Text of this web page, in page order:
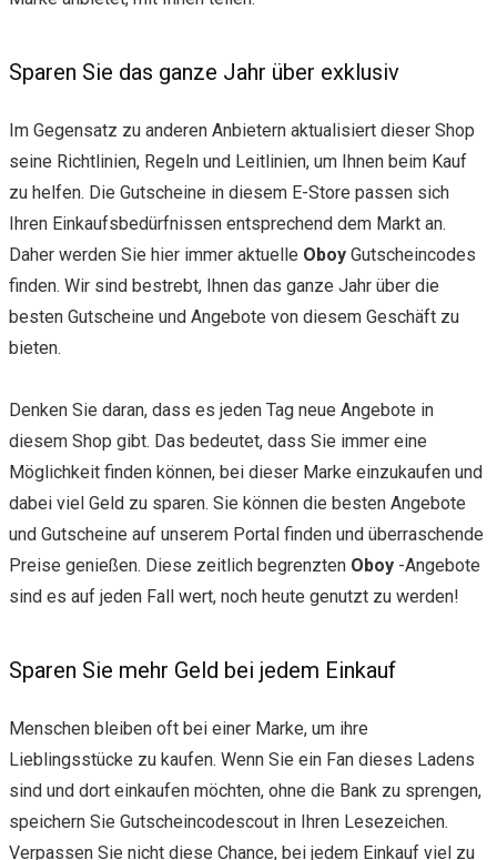
Sparen Sie das ganze Jahr über exklusiv
Im Gegensatz zu anderen Anbietern aktualisiert dieser Shop
seine Richtlinien, Regeln und Leitlinien, um Ihnen beim Kauf
zu helfen. Die Gutscheine in diesem E-Store passen sich
Ihren Einkaufsbedürfnissen entsprechend dem Markt an.
Daher werden Sie hier immer aktuelle Oboy Gutscheincodes
finden. Wir sind bestrebt, Ihnen das ganze Jahr über die
besten Gutscheine und Angebote von diesem Geschäft zu
bieten.
Denken Sie daran, dass es jeden Tag neue Angebote in
diesem Shop gibt. Das bedeutet, dass Sie immer eine
Möglichkeit finden können, bei dieser Marke einzukaufen und
dabei viel Geld zu sparen. Sie können die besten Angebote
und Gutscheine auf unserem Portal finden und überraschende
Preise genießen. Diese zeitlich begrenzten Oboy -Angebote
sind es auf jeden Fall wert, noch heute genutzt zu werden!
Sparen Sie mehr Geld bei jedem Einkauf
Menschen bleiben oft bei einer Marke, um ihre
Lieblingsstücke zu kaufen. Wenn Sie ein Fan dieses Ladens
sind und dort einkaufen möchten, ohne die Bank zu sprengen,
speichern Sie Gutscheincodescout in Ihren Lesezeichen.
Verpassen Sie nicht diese Chance, bei jedem Einkauf viel zu